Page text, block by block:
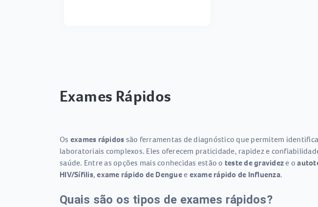
Exames Rápidos
Os exames rápidos são ferramentas de diagnóstico que permitem
laboratoriais complexos. Eles oferecem praticidade, rapidez e
saúde. Entre as opções mais conhecidas estão o teste de gravideze o
HIV/Sífilis,exame rápido de Denguee exame rápido de Influenza.
Quais são os tipos de exames rápidos?